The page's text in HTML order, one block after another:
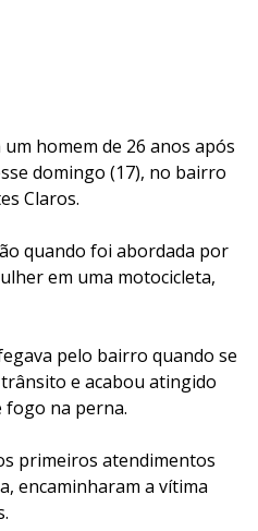
homem de 26 anos após
domingo (17), no bairro
Claros.
quando foi abordada por
em uma motocicleta,
pelo bairro quando se
e acabou atingido
fogo na perna.
primeiros atendimentos
encaminharam a vítima